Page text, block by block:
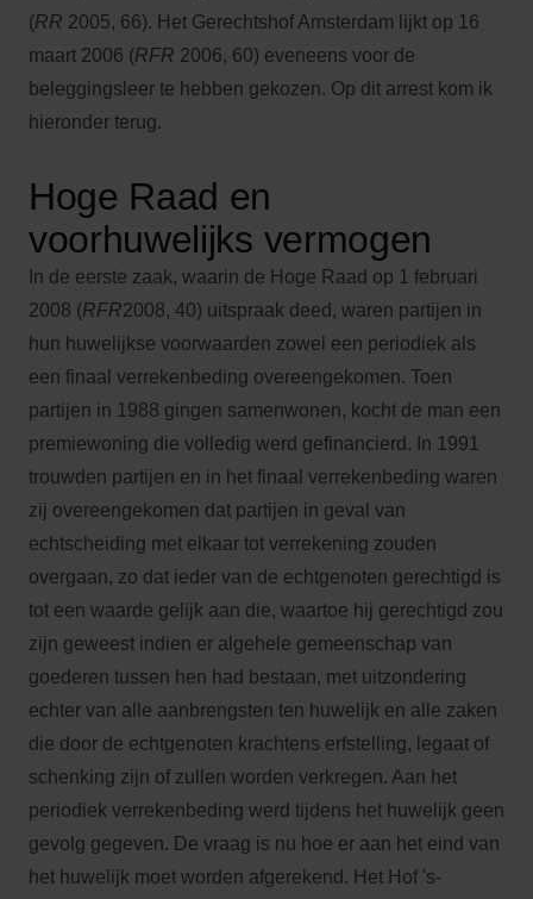
(RR 2005, 66). Het Gerechtshof Amsterdam lijkt op 16
maart 2006 (RFR 2006, 60) eveneens voor de
beleggingsleer te hebben gekozen. Op dit arrest kom ik
hieronder terug.
Hoge Raad en
voorhuwelijks vermogen
In de eerste zaak, waarin de Hoge Raad op 1 februari
2008 (RFR2008, 40) uitspraak deed, waren partijen in
hun huwelijkse voorwaarden zowel een periodiek als
een finaal verrekenbeding overeengekomen. Toen
partijen in 1988 gingen samenwonen, kocht de man een
premiewoning die volledig werd gefinancierd. In 1991
trouwden partijen en in het finaal verrekenbeding waren
zij overeengekomen dat partijen in geval van
echtscheiding met elkaar tot verrekening zouden
overgaan, zo dat ieder van de echtgenoten gerechtigd is
tot een waarde gelijk aan die, waartoe hij gerechtigd zou
zijn geweest indien er algehele gemeenschap van
goederen tussen hen had bestaan, met uitzondering
echter van alle aanbrengsten ten huwelijk en alle zaken
die door de echtgenoten krachtens erfstelling, legaat of
schenking zijn of zullen worden verkregen. Aan het
periodiek verrekenbeding werd tijdens het huwelijk geen
gevolg gegeven. De vraag is nu hoe er aan het eind van
het huwelijk moet worden afgerekend. Het Hof 's-